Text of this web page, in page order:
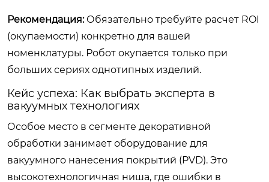
Рекомендация:Обязательно требуйте расчет ROI
(окупаемости) конкретно для вашей
номенклатуры. Робот окупается только при
больших сериях однотипных изделий.
Кейс успеха: Как выбрать эксперта в
вакуумных технологиях
Особое место в сегменте декоративной
обработки занимает оборудование для
вакуумного нанесения покрытий (PVD). Это
высокотехнологичная ниша, где ошибки в